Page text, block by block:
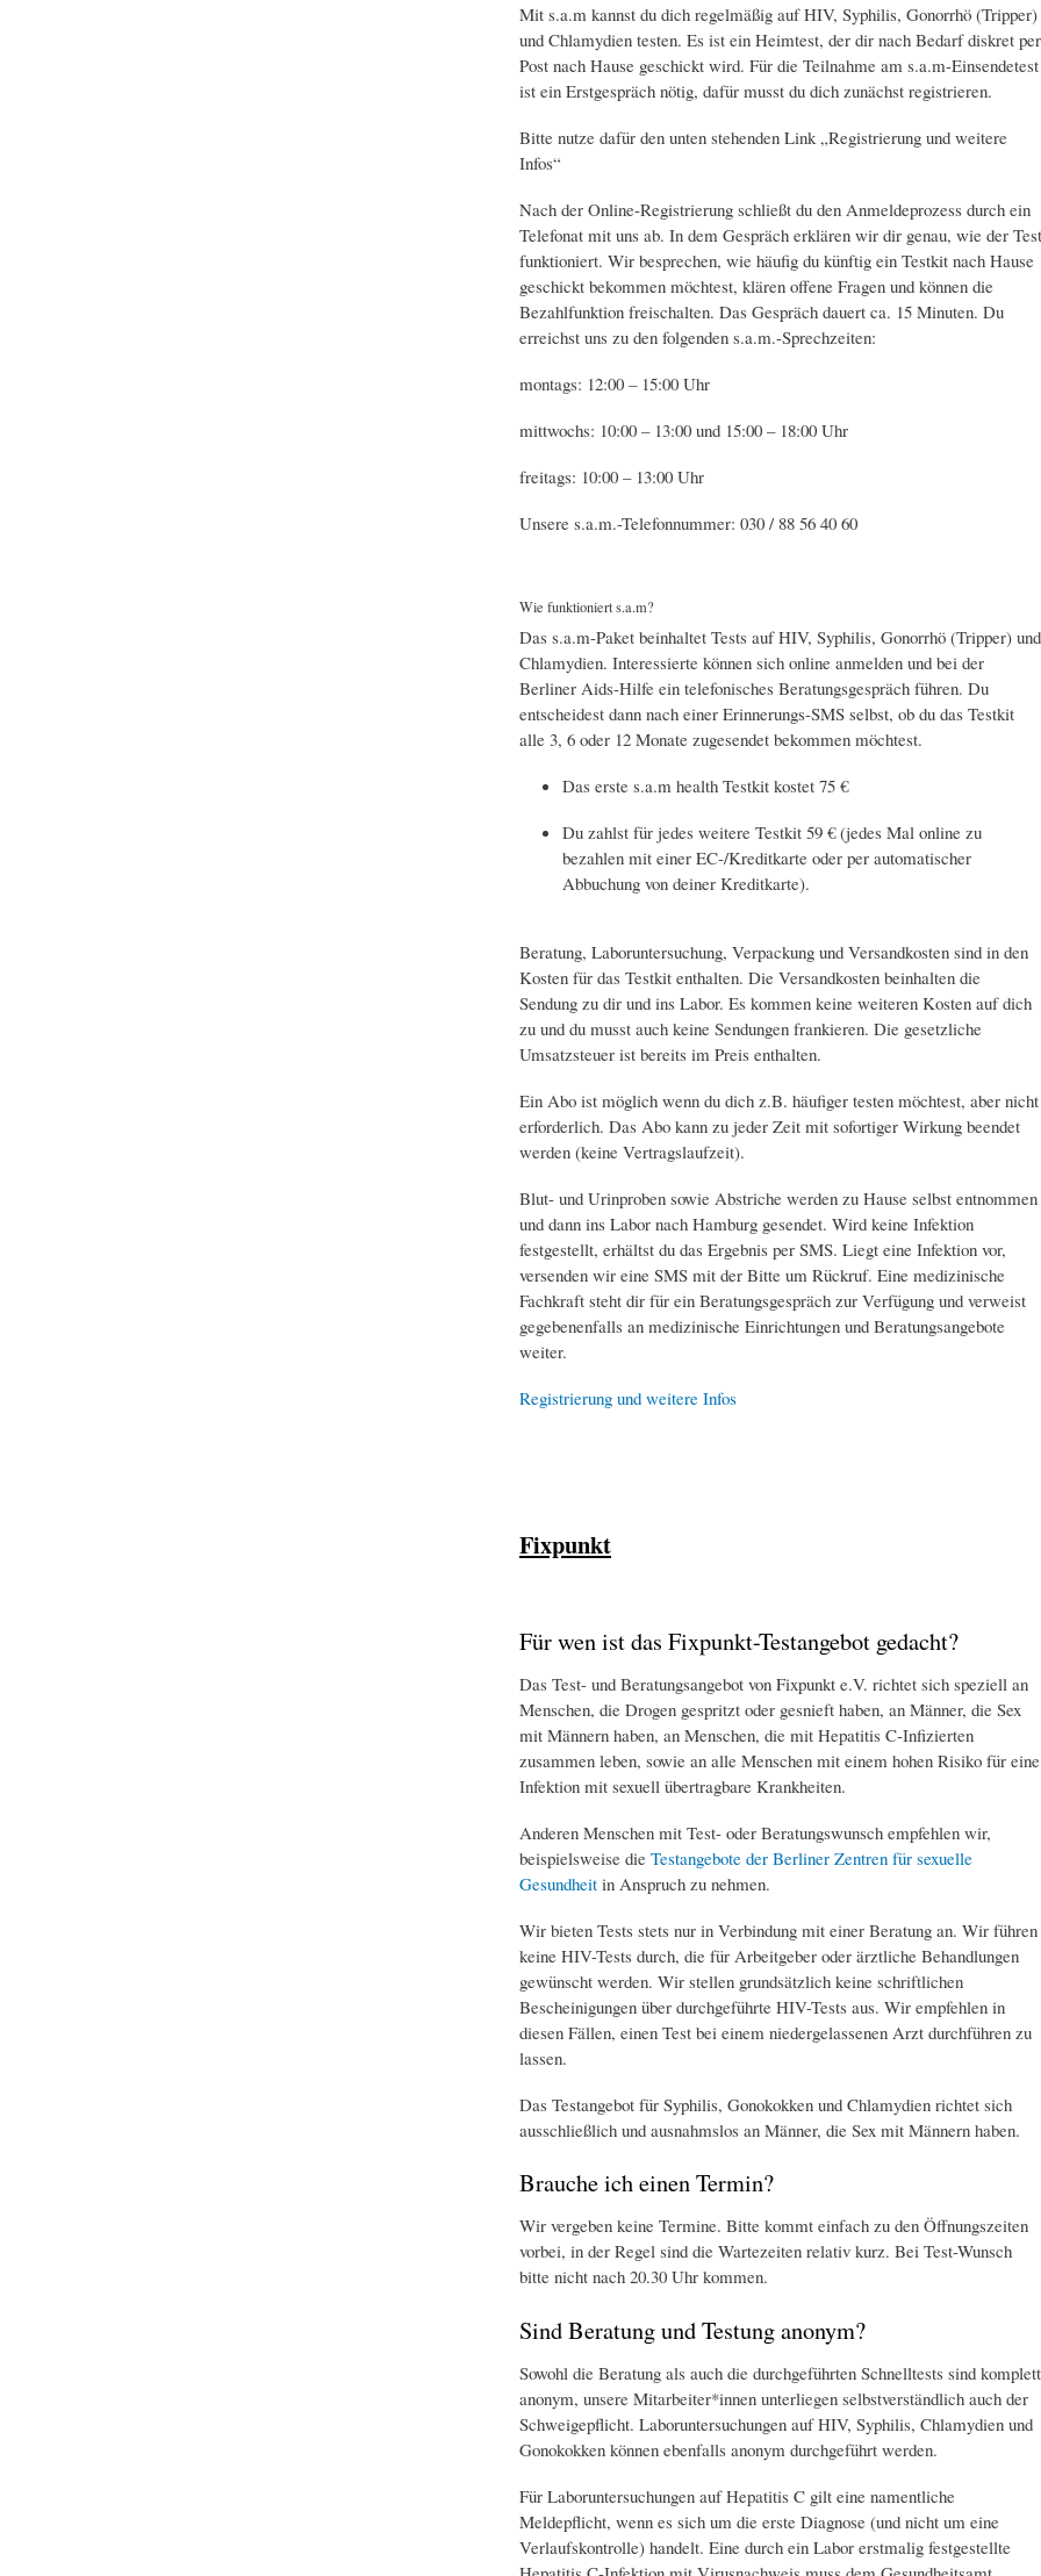
Mit s.a.m kannst du dich regelmäßig auf HIV, Syphilis, Gonorrhö (Tripper)
und Chlamydien testen. Es ist ein Heimtest, der dir nach Bedarf diskret per
Post nach Hause geschickt wird. Für die Teilnahme am s.a.m-Einsendetest
ist ein Erstgespräch nötig, dafür musst du dich zunächst registrieren.
Bitte nutze dafür den unten stehenden Link „Registrierung und weitere
Infos“
Nach der Online-Registrierung schließt du den Anmeldeprozess durch ein
Telefonat mit uns ab. In dem Gespräch erklären wir dir genau, wie der Test
funktioniert. Wir besprechen, wie häufig du künftig ein Testkit nach Hause
geschickt bekommen möchtest, klären offene Fragen und können die
Bezahlfunktion freischalten. Das Gespräch dauert ca. 15 Minuten. Du
erreichst uns zu den folgenden s.a.m.-Sprechzeiten:
montags: 12:00 – 15:00 Uhr
mittwochs: 10:00 – 13:00 und 15:00 – 18:00 Uhr
freitags: 10:00 – 13:00 Uhr
Unsere s.a.m.-Telefonnummer: 030 / 88 56 40 60
Wie funktioniert s.a.m?
Das s.a.m-Paket beinhaltet Tests auf HIV, Syphilis, Gonorrhö (Tripper) und
Chlamydien. Interessierte können sich online anmelden und bei der
Berliner Aids-Hilfe ein telefonisches Beratungsgespräch führen. Du
entscheidest dann nach einer Erinnerungs-SMS selbst, ob du das Testkit
alle 3, 6 oder 12 Monate zugesendet bekommen möchtest.
Das erste s.a.m health Testkit kostet 75 €
Du zahlst für jedes weitere Testkit 59 € (jedes Mal online zu
bezahlen mit einer EC-/Kreditkarte oder per automatischer
Abbuchung von deiner Kreditkarte).
Beratung, Laboruntersuchung, Verpackung und Versandkosten sind in den
Kosten für das Testkit enthalten. Die Versandkosten beinhalten die
Sendung zu dir und ins Labor. Es kommen keine weiteren Kosten auf dich
zu und du musst auch keine Sendungen frankieren. Die gesetzliche
Umsatzsteuer ist bereits im Preis enthalten.
Ein Abo ist möglich wenn du dich z.B. häufiger testen möchtest, aber nicht
erforderlich. Das Abo kann zu jeder Zeit mit sofortiger Wirkung beendet
werden (keine Vertragslaufzeit).
Blut- und Urinproben sowie Abstriche werden zu Hause selbst entnommen
und dann ins Labor nach Hamburg gesendet. Wird keine Infektion
festgestellt, erhältst du das Ergebnis per SMS. Liegt eine Infektion vor,
versenden wir eine SMS mit der Bitte um Rückruf. Eine medizinische
Fachkraft steht dir für ein Beratungs­gespräch zur Verfügung und verweist
gegebenenfalls an medizinische Einrichtungen und Beratungsangebote
weiter.
Registrierung und weitere Infos
Fixpunkt
Für wen ist das Fixpunkt-Testangebot gedacht?
Das Test- und Beratungsangebot von Fixpunkt e.V. richtet sich speziell an
Menschen, die Drogen gespritzt oder gesnieft haben, an Männer, die Sex
mit Männern haben, an Menschen, die mit Hepatitis C-Infizierten
zusammen leben, sowie an alle Menschen mit einem hohen Risiko für eine
Infektion mit sexuell übertragbare Krankheiten.
Anderen Menschen mit Test- oder Beratungswunsch empfehlen wir,
beispielsweise die Testangebote der Berliner Zentren für sexuelle
Gesundheit in Anspruch zu nehmen.
Wir bieten Tests stets nur in Verbindung mit einer Beratung an. Wir führen
keine HIV-Tests durch, die für Arbeitgeber oder ärztliche Behandlungen
gewünscht werden. Wir stellen grundsätzlich keine schriftlichen
Bescheinigungen über durchgeführte HIV-Tests aus. Wir empfehlen in
diesen Fällen, einen Test bei einem niedergelassenen Arzt durchführen zu
lassen.
Das Testangebot für Syphilis, Gonokokken und Chlamydien richtet sich
ausschließlich und ausnahmslos an Männer, die Sex mit Männern haben.
Brauche ich einen Termin?
Wir vergeben keine Termine. Bitte kommt einfach zu den Öffnungszeiten
vorbei, in der Regel sind die Wartezeiten relativ kurz. Bei Test-Wunsch
bitte nicht nach 20.30 Uhr kommen.
Sind Beratung und Testung anonym?
Sowohl die Beratung als auch die durchgeführten Schnelltests sind komplett
anonym, unsere Mitarbeiter*innen unterliegen selbstverständlich auch der
Schweigepflicht. Laboruntersuchungen auf HIV, Syphilis, Chlamydien und
Gonokokken können ebenfalls anonym durchgeführt werden.
Für Laboruntersuchungen auf Hepatitis C gilt eine namentliche
Meldepflicht, wenn es sich um die erste Diagnose (und nicht um eine
Verlaufskontrolle) handelt. Eine durch ein Labor erstmalig festgestellte